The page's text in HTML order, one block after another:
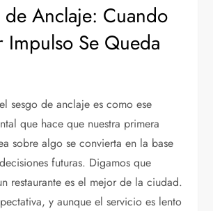
de Anclaje: Cuando
Impulso Se Queda
sesgo de anclaje es como ese
que hace que nuestra primera
sobre algo se convierta en la base
futuras. Digamos que
restaurante es el mejor de la ciudad.
y aunque el servicio es lento